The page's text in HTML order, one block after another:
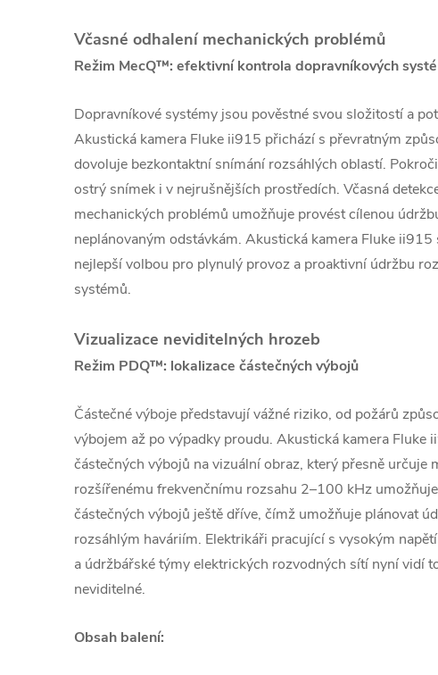
Včasné odhalení mechanických problémů
Režim MecQ™: efektivní kontrola dopravníkových
Dopravníkové systémy jsou pověstné svou složitostí a
Akustická kamera Fluke ii915 přichází s převratným
dovoluje bezkontaktní snímání rozsáhlých oblastí.
ostrý snímek i v nejrušnějších prostředích. Včasná
mechanických problémů umožňuje provést cílenou
neplánovaným odstávkám. Akustická kamera Fluke
nejlepší volbou pro plynulý provoz a proaktivní údržbu
systémů.
Vizualizace neviditelných hrozeb
Režim PDQ™: lokalizace částečných výbojů
Částečné výboje představují vážné riziko, od požárů
výbojem až po výpadky proudu. Akustická kamera Fluke
částečných výbojů na vizuální obraz, který přesně určuje
rozšířenému frekvenčnímu rozsahu 2–100 kHz
částečných výbojů ještě dříve, čímž umožňuje plánovat
rozsáhlým haváriím. Elektrikáři pracující s vysokým
a údržbářské týmy elektrických rozvodných sítí nyní vidí
neviditelné.
Obsah balení: